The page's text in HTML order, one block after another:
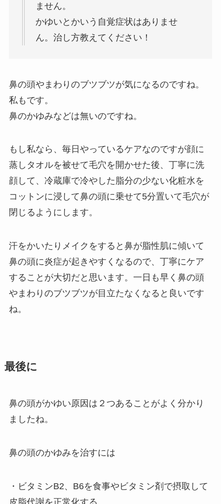
ません。
かゆいとかいう自覚症状はありませ
ん。治し方教えてください！
鼻の頭やまわりのブツブツが気になるのですね。
私もです。
鼻のかゆみなどは無いのですね。
もし私なら、毎日やっているケアなのですが顔に
蒸しタオルを被せて毛穴を開かせた後、丁寧に洗
顔して、冷蔵庫で冷やした脂分の少ない化粧水を
コットンに浸して鼻の頭に乗せて5分置いて毛穴が
閉じるようにします。
汗をかいたりメイクをすると鼻が脂性肌に傾いて
鼻の頭に炎症が起きやすくなるので、丁寧にケア
することが大切だと思います。一日も早く鼻の頭
やまわりのブツブツが目立たなくなると良いです
ね。
最後に
鼻の頭がかゆい原因は２つあることがよく分かり
ましたね。
鼻の頭のかゆみを治すには
・ビタミンB2、B6を食事やビタミン剤で摂取して
皮脂代謝を正常化する。